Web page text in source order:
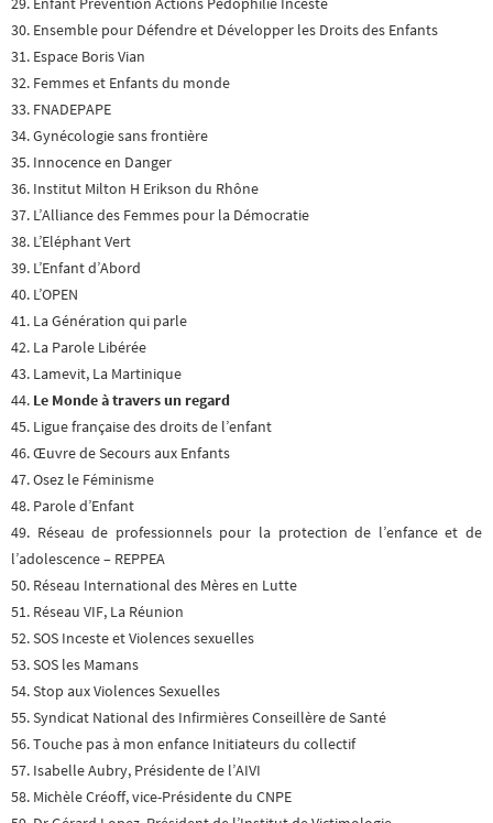
29. Enfant Prévention Actions Pédophilie Inceste
30. Ensemble pour Défendre et Développer les Droits des Enfants
31. Espace Boris Vian
32. Femmes et Enfants du monde
33. FNADEPAPE
34. Gynécologie sans frontière
35. Innocence en Danger
36. Institut Milton H Erikson du Rhône
37. L’Alliance des Femmes pour la Démocratie
38. L’Eléphant Vert
39. L’Enfant d’Abord
40. L’OPEN
41. La Génération qui parle
42. La Parole Libérée
43. Lamevit, La Martinique
44. Le Monde à travers un regard
45. Ligue française des droits de l’enfant
46. Œuvre de Secours aux Enfants
47. Osez le Féminisme
48. Parole d’Enfant
49. Réseau de professionnels pour la protection de l’enfance et de
l’adolescence – REPPEA
50. Réseau International des Mères en Lutte
51. Réseau VIF, La Réunion
52. SOS Inceste et Violences sexuelles
53. SOS les Mamans
54. Stop aux Violences Sexuelles
55. Syndicat National des Infirmières Conseillère de Santé
56. Touche pas à mon enfance Initiateurs du collectif
57. Isabelle Aubry, Présidente de l’AIVI
58. Michèle Créoff, vice-Présidente du CNPE